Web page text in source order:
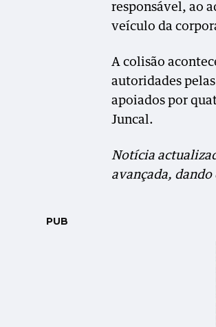
responsável, ao
veículo da
A colisão
autoridades
apoiados por
Juncal.
Notícia
avançada,
PUB